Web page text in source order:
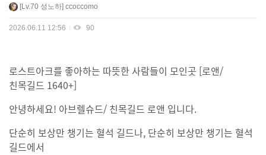
게
판
Lv.70 성노하 ccoccomo
2026.06.11 12:56 90
로스트아크를 좋아하는 따뜻한 사람들이 모인곳 [로앤/
친목길드 1640+]
안녕하세요! 아브렐슈드/ 친목길드 로앤 입니다.
단순히 보상만 챙기는 혈석 길드나, 단순히 보상만 챙기는 혈석
길드에서